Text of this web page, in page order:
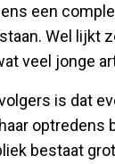
een
Wel lijkt
veel jonge
is dat
optredens
bestaat